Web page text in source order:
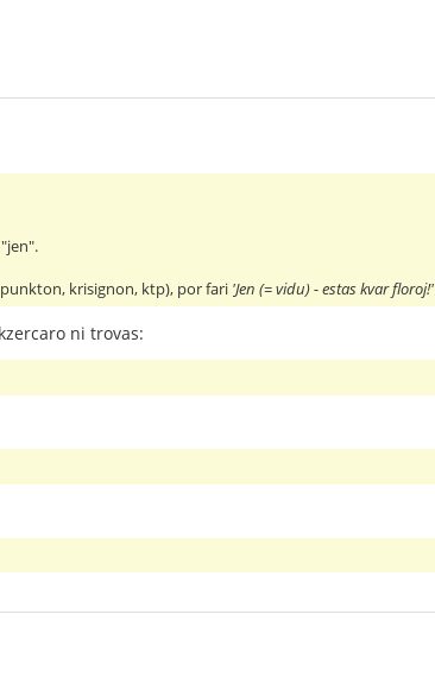
krisignon, ktp), por fari 'Jen (= vidu) - estas kvar floroj!'
ni trovas: